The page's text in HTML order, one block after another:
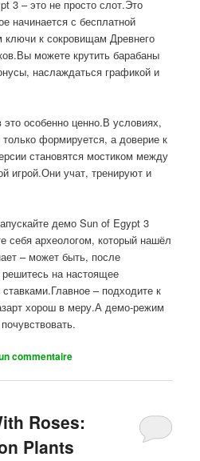
3 – это не просто слот.Это
начинается с бесплатной
к сокровищам Древнего
можете крутить барабаны
наслаждаться графикой и
это особенно ценно.В условиях,
только формируется, а доверие к
становятся мостиком между
игрой.Они учат, тренируют и
демо Sun of Egypt 3
себя археологом, который нашёл
– может быть, после
на настоящее
– подходите к
хорош в меру.А демо-режим
commentaire
Roses:
Plants